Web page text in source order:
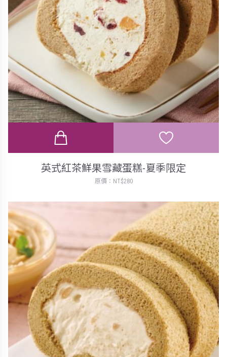
英式紅茶鮮果雪藏蛋糕-夏季限定
原價：NT$280